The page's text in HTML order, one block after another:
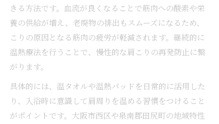
きる方法です。血流が良くなることで筋肉への酸素や栄
養の供給が増え、老廃物の排出もスムーズになるため、
こりの原因となる筋肉の疲労が軽減されます。継続的に
温熱療法を行うことで、慢性的な肩こりの再発防止に繋
がります。
具体的には、温タオルや温熱パッドを日常的に活用した
り、入浴時に意識して肩周りを温める習慣をつけること
がポイントです。大阪市西区や泉南郡田尻町の地域特性